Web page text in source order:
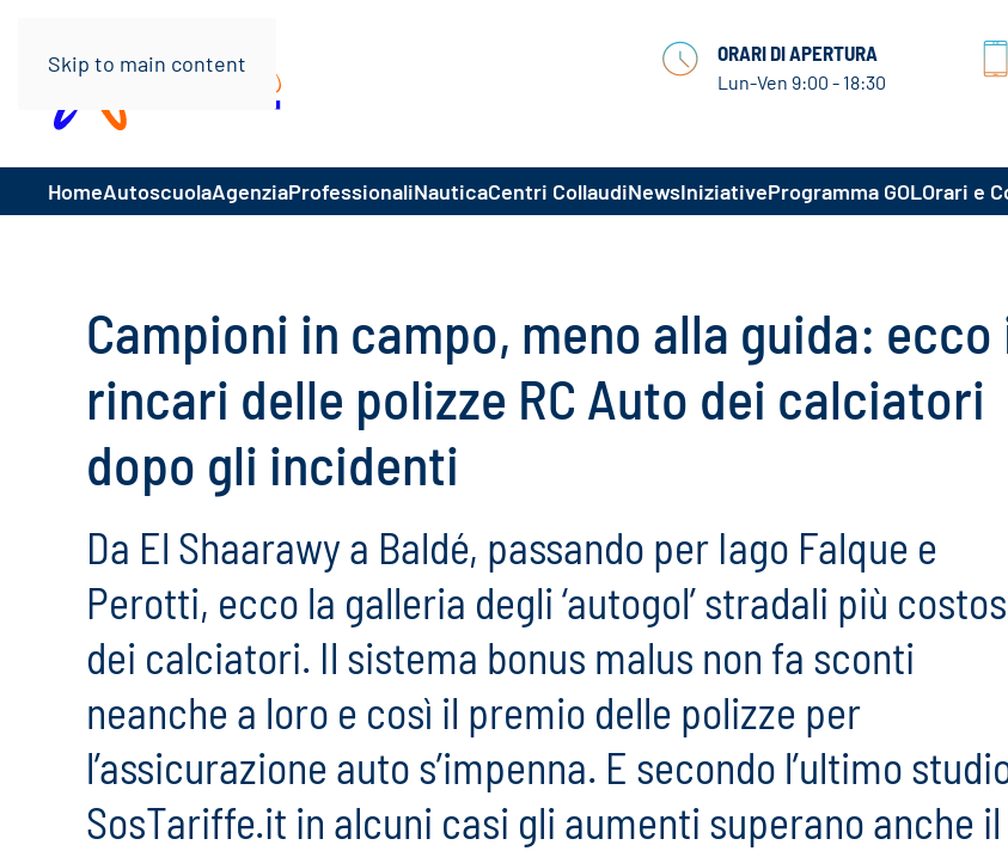
Skip to main content ORARI DI APERTURA
Lun-Ven 9:00 - 18:30
HomeAutoscuolaAgenziaProfessionaliNauticaCentri CollaudiNewsIniziativeProgramma GOLOrari e
Campioni in campo, meno alla guida: ecco
rincari delle polizze RC Auto dei calciatori
dopo gli incidenti
Da El Shaarawy a Baldé, passando per Iago Falque e
Perotti, ecco la galleria degli ‘autogol’ stradali più
dei calciatori. Il sistema bonus malus non fa sconti
neanche a loro e così il premio delle polizze per
l’assicurazione auto s’impenna. E secondo l’ultimo
SosTariffe.it in alcuni casi gli aumenti superano anche il